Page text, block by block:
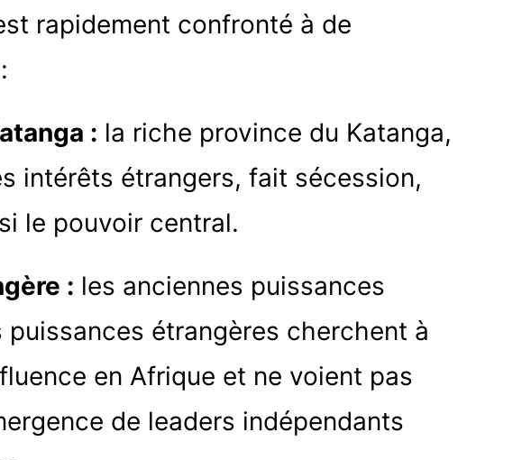
rapidement confronté à de
: la riche province du Katanga,
intérêts étrangers, fait sécession,
le pouvoir central.
: les anciennes puissances
étrangères cherchent à
en Afrique et ne voient pas
de leaders indépendants